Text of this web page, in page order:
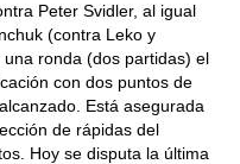
Peter Svidler, al igual
(contra Leko y
ronda (dos partidas) el
con dos puntos de
Está asegurada
de rápidas del
Hoy se disputa la última